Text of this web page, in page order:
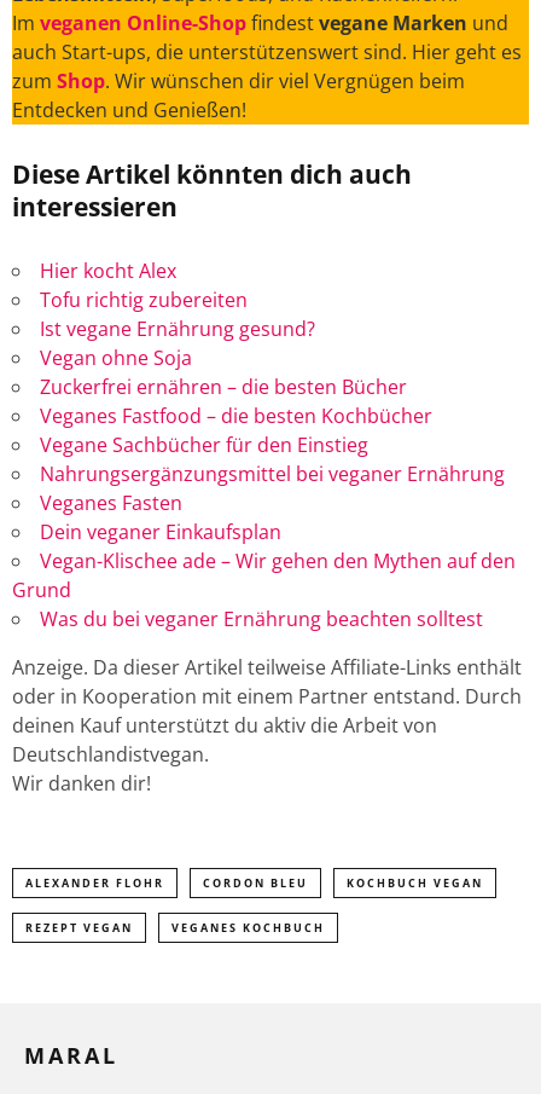
Im veganen Online-Shopfindestvegane Marken und
auch Start-ups, die unterstützenswert sind. Hier geht es
zum Shop. Wir wünschen dir viel Vergnügen beim
Entdecken und Genießen!
Diese Artikel könnten dich auch
interessieren
Hier kocht Alex
Tofu richtig zubereiten
Ist vegane Ernährung gesund?
Vegan ohne Soja
Zuckerfrei ernähren – die besten Bücher
Veganes Fastfood – die besten Kochbücher
Vegane Sachbücher für den Einstieg
Nahrungsergänzungsmittel bei veganer Ernährung
Veganes Fasten
Dein veganer Einkaufsplan
Vegan-Klischee ade – Wir gehen den Mythen auf den
Grund
Was du bei veganer Ernährung beachten solltest
Anzeige. Da dieser Artikel teilweise Affiliate-Links enthält
oder in Kooperation mit einem Partner entstand. Durch
deinen Kauf unterstützt du aktiv die Arbeit von
Deutschlandistvegan.
Wir danken dir!
ALEXANDER FLOHR CORDON BLEU KOCHBUCH VEGAN
REZEPT VEGAN VEGANES KOCHBUCH
MARAL